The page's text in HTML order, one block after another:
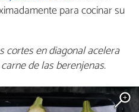
para cocinar su
cortes en diagonal acelera
de las berenjenas.